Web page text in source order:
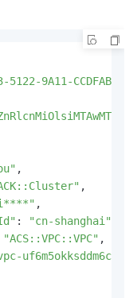
5122-9A11-
,
,
,
: "cn-shanghai"
"ACS::VPC::VPC" ,